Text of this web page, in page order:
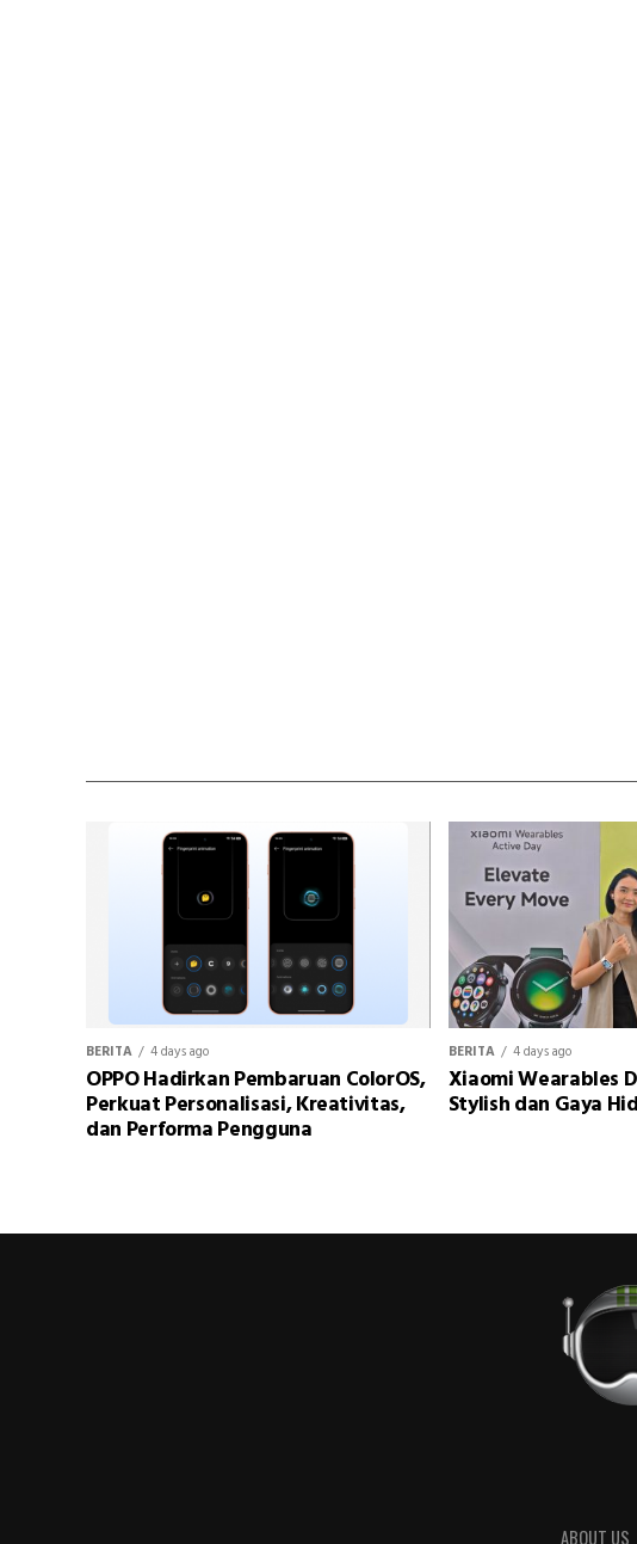
BERITA 4 days ago
OPPO Hadirkan Pembaruan ColorOS,
Perkuat Personalisasi, Kreativitas,
dan Performa Pengguna
BERITA 4 days ago
Xiaomi Wearables
Stylish dan Gaya
ABOUT US